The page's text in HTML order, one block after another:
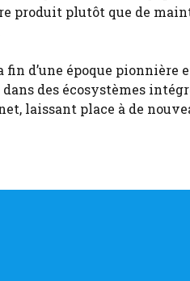
produit plutôt que de
d’une époque pionnière
des écosystèmes
laissant place à de